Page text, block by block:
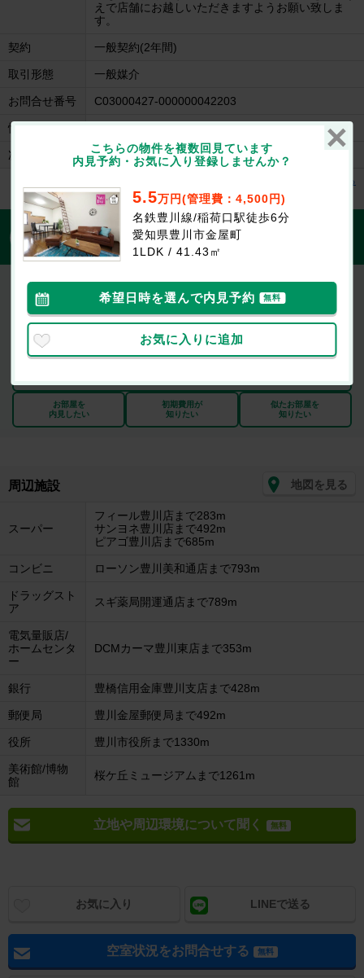
えで店舗にお越しいただきますようお願い致しま
す。
契約 一般契約(2年間)
取引形態 一般媒介
お問合せ番号 C03000427-000000042203
情報更新日
次回更新日 2026/08/09
名鉄豊川線/稲荷口駅 徒歩6分 2階 築34年の建物情報を見る
無料
1分で入力完了！入力2項目でOK
この物件にお問合せする
名鉄豊川線/稲荷口駅 徒歩6分 2階 築34年
5.5万円 (管理費等：4,500円)
敷 なし 礼 なし
1LDK / 41.43㎡ / 2階
お部屋を
内見したい
初期費用が
知りたい
似たお部屋を
知りたい
周辺施設 地図を見る
スーパー
フィール豊川店まで283m
サンヨネ豊川店まで492m
ピアゴ豊川店まで685m
コンビニ ローソン豊川美和通店まで793m
ドラッグスト
ア
スギ薬局開運通店まで789m
電気量販店/
ホームセンタ
ー
DCMカーマ豊川東店まで353m
銀行 豊橋信用金庫豊川支店まで428m
郵便局 豊川金屋郵便局まで492m
役所 豊川市役所まで1330m
美術館/博物
館
桜ケ丘ミュージアムまで1261m
立地や周辺環境について聞く 無料
お気に入り LINEで送る
空室状況をお問合せする 無料
こちらの物件を複数回見ています
内見予約・お気に入り登録しませんか？
5.5万円(管理費：4,500円)
名鉄豊川線/稲荷口駅徒歩6分
愛知県豊川市金屋町
1LDK / 41.43㎡
希望日時を選んで内見予約 無料
お気に入りに追加